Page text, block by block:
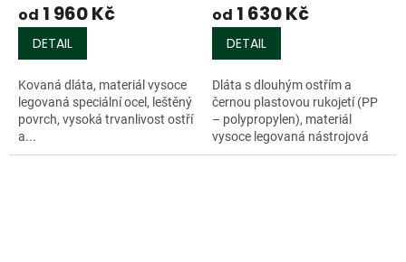
od 1 960 Kč
DETAIL
Kovaná dláta, materiál vysoce
legovaná speciální ocel, leštěný
povrch, vysoká trvanlivost ostří
a...
od 1 630 Kč
DETAIL
Dláta s dlouhým ostřím a
černou plastovou rukojetí (PP
– polypropylen), materiál
vysoce legovaná nástrojová
ocel...